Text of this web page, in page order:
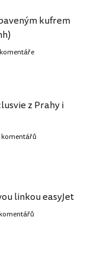
kufrem
z Prahy i
komentářů
linkou easyJet